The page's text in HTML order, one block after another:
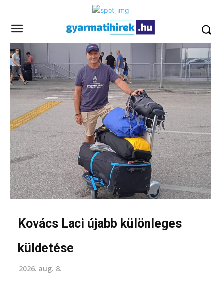
Kovács Laci újabb különleges
küldetése
2026. aug. 8.